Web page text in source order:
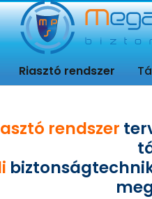
Riasztó rendszer
rendszer